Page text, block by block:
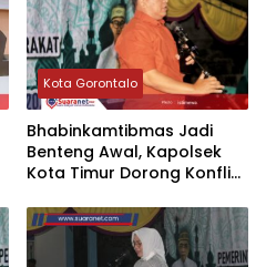
Kota Gorontalo
Bhabinkamtibmas Jadi
Benteng Awal, Kapolsek
Kota Timur Dorong Konflik
Kelurahan